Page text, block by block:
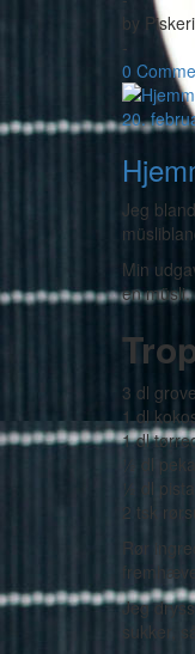
by
-
0
20.
Jeg
Min
en
3 dl
1 dl
1 dl
½ dl
½ dl
2 tsk
Rør
Jeg
sukker,